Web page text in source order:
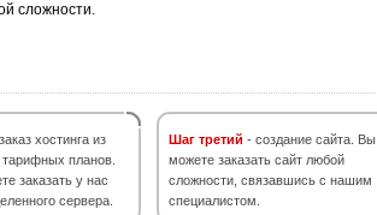
сложности.
хостинга из
планов.
заказать у нас
сервера.
Шаг третий - создание сайта. Вы
можете заказать сайт любой
сложности, связавшись с нашим
специалистом.